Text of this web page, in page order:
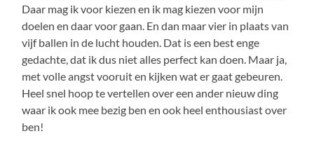
Daar mag ik voor kiezen en ik mag kiezen voor mijn
doelen en daar voor gaan. En dan maar vier in plaats van
vijf ballen in de lucht houden. Dat is een best enge
gedachte, dat ik dus niet alles perfect kan doen. Maar ja,
met volle angst vooruit en kijken wat er gaat gebeuren.
Heel snel hoop te vertellen over een ander nieuw ding
waar ik ook mee bezig ben en ook heel enthousiast over
ben!